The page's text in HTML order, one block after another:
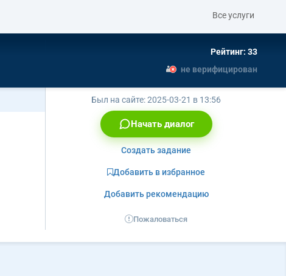
Все услуги
Рейтинг: 33
не верифицирован
Был на сайте:2025-03-21 в 13:56
Начать диалог
Создать задание
Добавить в избранное
Добавить рекомендацию
Пожаловаться